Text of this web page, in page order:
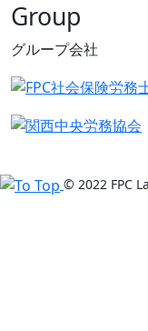
Group
グループ会社
© 2022 FPC